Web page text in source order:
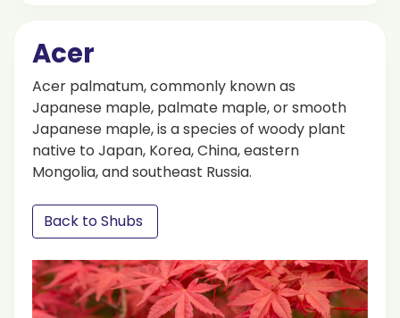
Acer
Acer palmatum, commonly known as
Japanese maple, palmate maple, or smooth
Japanese maple, is a species of woody plant
native to Japan, Korea, China, eastern
Mongolia, and southeast Russia.
Back to Shubs